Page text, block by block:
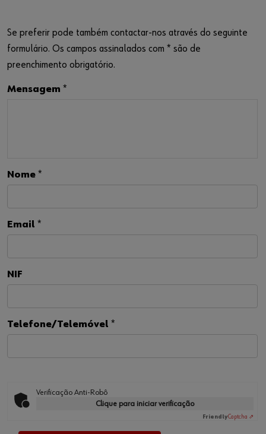
Se preferir pode também contactar-nos através do seguinte
formulário. Os campos assinalados com * são de
preenchimento obrigatório.
Mensagem *
Nome *
Email *
NIF
Telefone/Telemóvel *
Verificação Anti-Robô
Clique para iniciar verificação
FriendlyCaptcha ⇗